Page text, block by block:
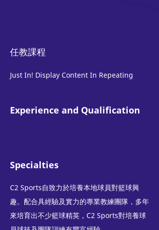
任教課程​
Just In! Display Content In Repeating
Experience and Qualification
Specialties
C2 Sports自致力於培養本地球員對籃球興
趣。配合具經驗及實力的專業教練團隊，多年
來培育出不少籃球精英，C2 Sports對培養球